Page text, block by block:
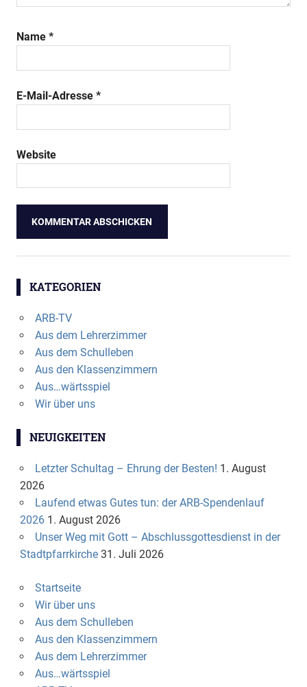
Name *
E-Mail-Adresse *
Website
KATEGORIEN
ARB-TV
Aus dem Lehrerzimmer
Aus dem Schulleben
Aus den Klassenzimmern
Aus…wärtsspiel
Wir über uns
NEUIGKEITEN
Letzter Schultag – Ehrung der Besten! 1. August
2026
Laufend etwas Gutes tun: der ARB-Spendenlauf
2026 1. August 2026
Unser Weg mit Gott – Abschlussgottesdienst in der
Stadtpfarrkirche 31. Juli 2026
Startseite
Wir über uns
Aus dem Schulleben
Aus den Klassenzimmern
Aus dem Lehrerzimmer
Aus…wärtsspiel